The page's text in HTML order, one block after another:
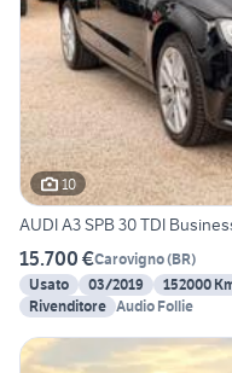
10
AUDI A3 SPB 30 TDI
15.700 €Carovigno(BR)
Usato
03/2019 152000
Rivenditore Audio Follie